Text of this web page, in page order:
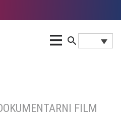
FILM